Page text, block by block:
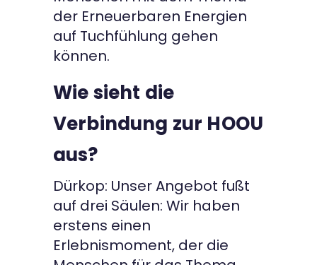
der Erneuerbaren Energien
auf Tuchfühlung gehen
können.
Wie sieht die
Verbindung zur HOOU
aus?
Dürkop: Unser Angebot fußt
auf drei Säulen: Wir haben
erstens einen
Erlebnismoment, der die